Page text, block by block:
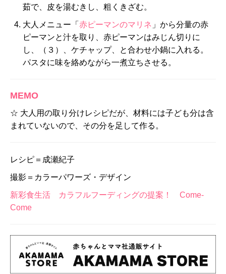
茹で、皮を湯むきし、粗くきざむ。
大人メニュー「 赤ピーマンのマリネ 」から分量の赤
ピーマンと汁を取り、赤ピーマンはみじん切りに
し、（３）、ケチャップ、と合わせ小鍋に入れる。
パスタに味を絡めながら一煮立ちさせる。
MEMO
☆ 大人用の取り分けレシピだが、材料には子ども分は含
まれていないので、その分を足して作る。
レシピ＝成瀬紀子
撮影＝カラーパワーズ・デザイン
新彩食生活 カラフルフーディングの提案！ Come-
Come